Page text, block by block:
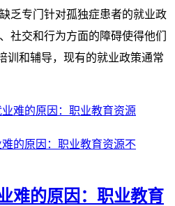
乏专门针对孤独症患者的就业政
社交和行为方面的障碍使得他们
训和辅导，现有的就业政策通常
的原因：职业教育资源不
难的原因：职业教育